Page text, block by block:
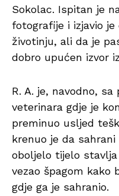
Sokolac. Ispitan je
fotografije i izjavio
životinju, ali da je
dobro upućen izvor
R. A. je, navodno,
veterinara gdje je
preminuo usljed
krenuo je da
oboljelo tijelo
vezao špagom kako
gdje ga je sahranio.